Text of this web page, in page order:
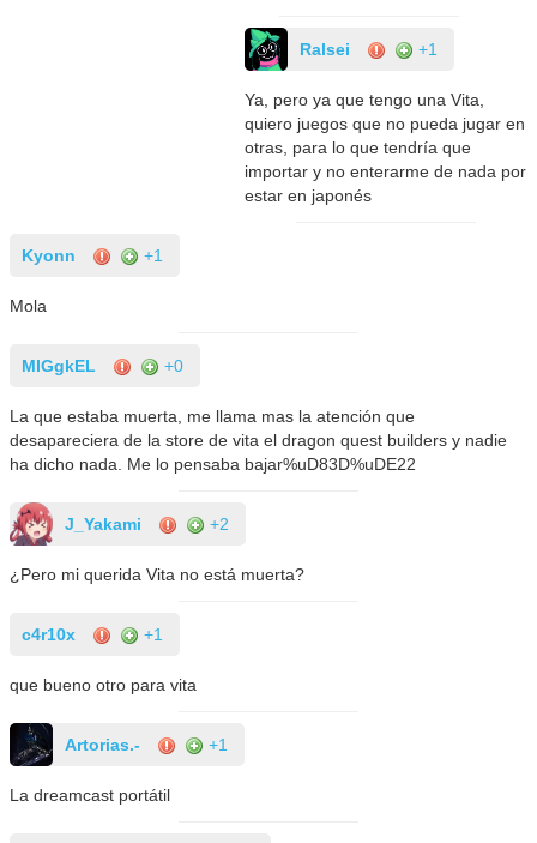
Ralsei +1
Ya, pero ya que tengo una Vita,
quiero juegos que no pueda jugar en
otras, para lo que tendría que
importar y no enterarme de nada por
estar en japonés
Kyonn +1
Mola
MIGgkEL +0
La que estaba muerta, me llama mas la atención que
desapareciera de la store de vita el dragon quest builders y nadie
ha dicho nada. Me lo pensaba bajar%uD83D%uDE22
J_Yakami +2
¿Pero mi querida Vita no está muerta?
c4r10x +1
que bueno otro para vita
Artorias.- +1
La dreamcast portátil